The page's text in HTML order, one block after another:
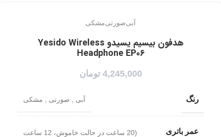
آبیصورتیمشکی
هدفون بیسیم یسیدو Yesido Wireless
Headphone EP06
4,245,000 تومان
رنگ آبی صورتی مشکی
عمر باتری
(20 ساعت در حالت خاموش، 12 ساعت